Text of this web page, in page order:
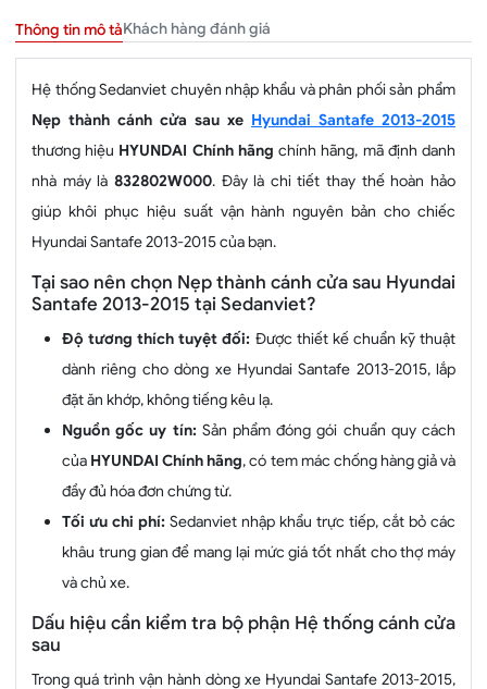
Thông tin mô tảKhách hàng đánh giá
Hệ thống Sedanviet chuyên nhập khẩu và phân phối sản phẩm
Nẹp thành cánh cửa sau xe Hyundai Santafe 2013-2015
thương hiệu HYUNDAI Chính hãng chính hãng, mã định danh
nhà máy là 832802W000. Đây là chi tiết thay thế hoàn hảo
giúp khôi phục hiệu suất vận hành nguyên bản cho chiếc
Hyundai Santafe 2013-2015 của bạn.
Tại sao nên chọn Nẹp thành cánh cửa sau Hyundai
Santafe 2013-2015 tại Sedanviet?
Độ tương thích tuyệt đối: Được thiết kế chuẩn kỹ thuật
dành riêng cho dòng xe Hyundai Santafe 2013-2015, lắp
đặt ăn khớp, không tiếng kêu lạ.
Nguồn gốc uy tín: Sản phẩm đóng gói chuẩn quy cách
của HYUNDAI Chính hãng, có tem mác chống hàng giả và
đầy đủ hóa đơn chứng từ.
Tối ưu chi phí: Sedanviet nhập khẩu trực tiếp, cắt bỏ các
khâu trung gian để mang lại mức giá tốt nhất cho thợ máy
và chủ xe.
Dấu hiệu cần kiểm tra bộ phận Hệ thống cánh cửa
sau
Trong quá trình vận hành dòng xe Hyundai Santafe 2013-2015,